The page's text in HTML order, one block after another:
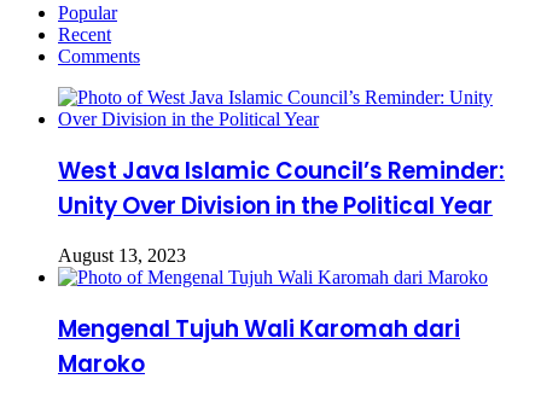
Popular
Recent
Comments
West Java Islamic Council’s Reminder:
Unity Over Division in the Political Year
August 13, 2023
Mengenal Tujuh Wali Karomah dari
Maroko